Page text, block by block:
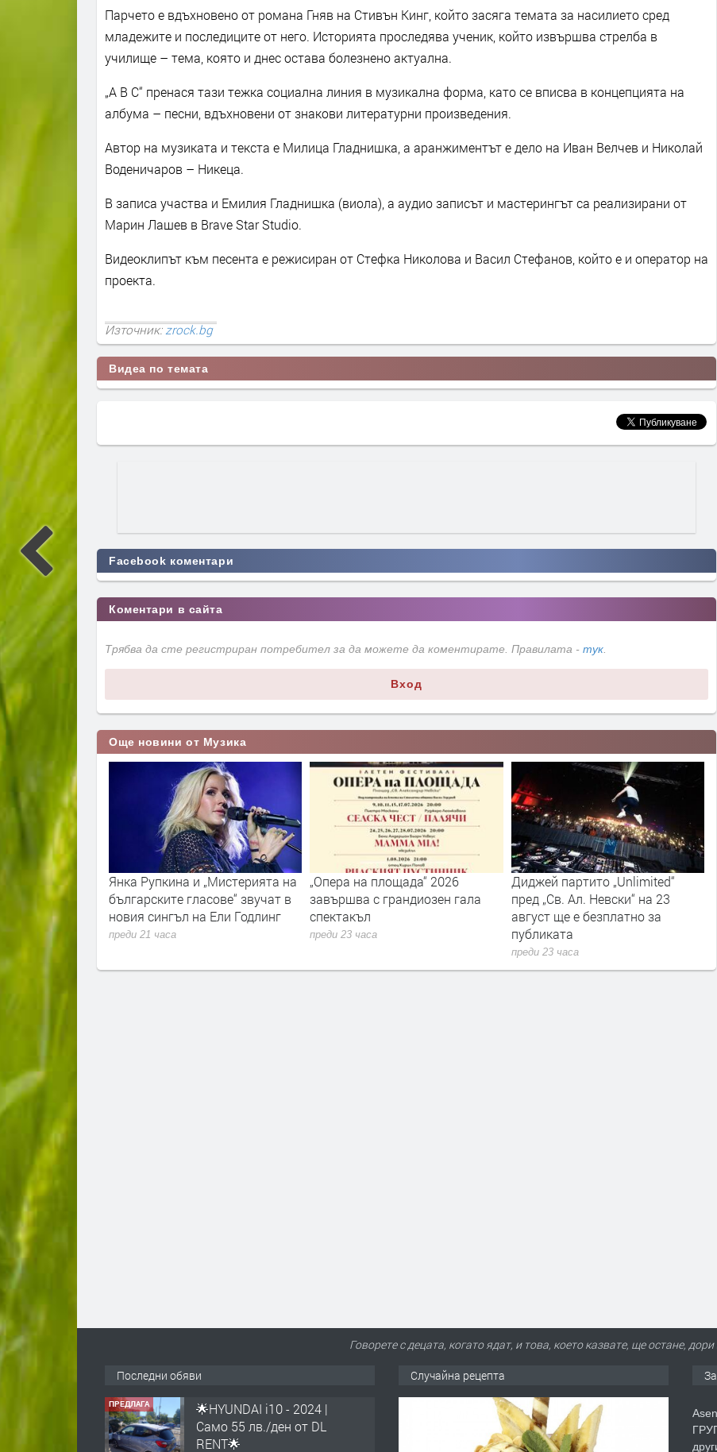
Парчето е вдъхновено от романа Гняв на Стивън Кинг, който засяга темата за насилието сред
младежите и последиците от него. Историята проследява ученик, който извършва стрелба в
училище – тема, която и днес остава болезнено актуална.
„A B C“ пренася тази тежка социална линия в музикална форма, като се вписва в концепцията на
албума – песни, вдъхновени от знакови литературни произведения.
Автор на музиката и текста е Милица Гладнишка, а аранжиментът е дело на Иван Велчев и Николай
Воденичаров – Никеца.
В записа участва и Емилия Гладнишка (виола), а аудио записът и мастерингът са реализирани от
Марин Лашев в Brave Star Studio.
Видеоклипът към песента е режисиран от Стефка Николова и Васил Стефанов, който е и оператор на
проекта.
Източник:zrock.bg
Видеа по темата
Facebook коментари
Коментари в сайта
Трябва да сте регистриран потребител за да можете да коментирате. Правилата - тук.
Вход
Още новини от Музика
за цялостен
Янка Рупкина и „Мистерията на
българските гласове“ звучат в
новия сингъл на Ели Годлинг
преди 21 часа
„Опера на площада“ 2026
завършва с грандиозен гала
спектакъл
преди 23 часа
Диджей партито „Unlimited“
пред „Св. Ал. Невски“ на 23
август ще е безплатно за
публиката
преди 23 часа
Говорете с децата, когато ядат, и това, което казвате, ще остане,
Последни обяви
ПРЕДЛАГА
🌟HYUNDAI i10 - 2024 |
Само 55 лв./ден от DL
RENT🌟
Случайна рецепта